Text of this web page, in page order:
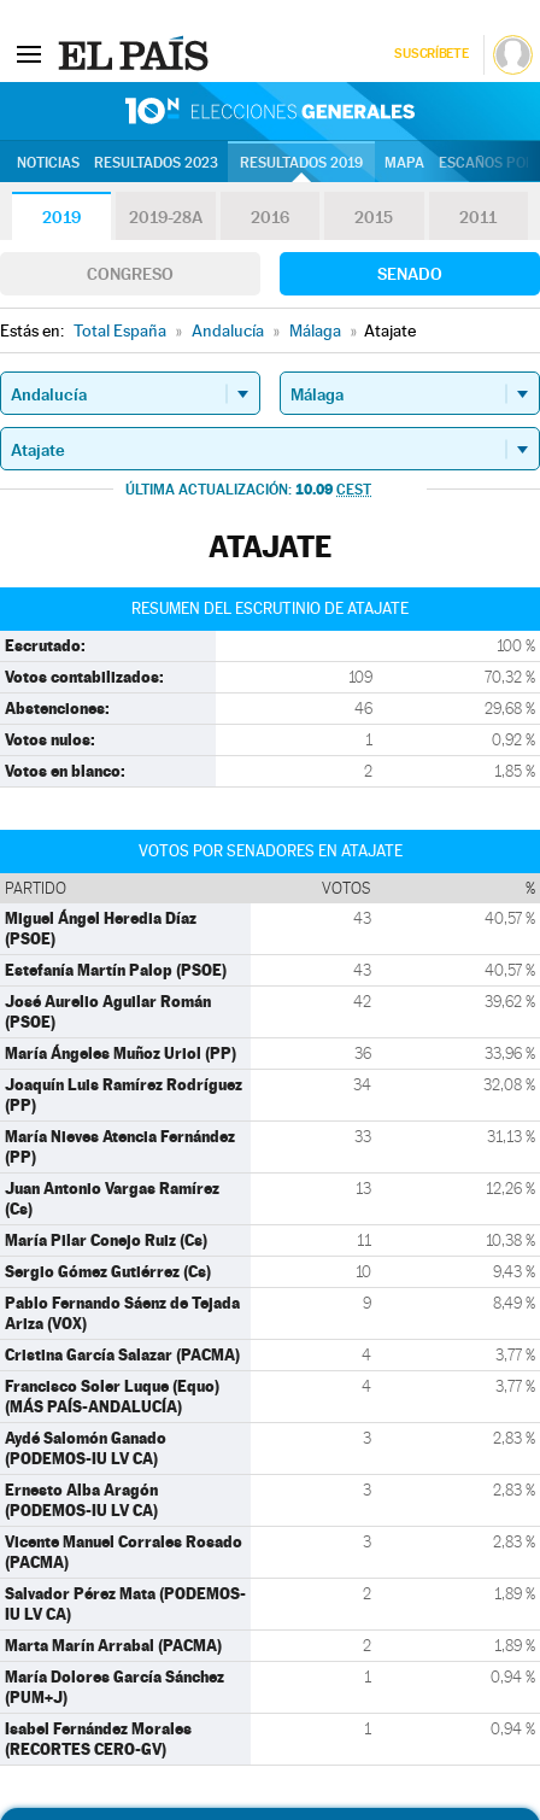
SUSCRÍBETE
NOTICIAS RESULTADOS 2023 RESULTADOS 2019 MAPA ESCAÑOS
2019 2019-28A 2016 2015 2011
CONGRESO SENADO
Estás en: Total España » Andalucía » Málaga » Atajate
ÚLTIMA ACTUALIZACIÓN: 10.09 CEST
ATAJATE
RESUMEN DEL ESCRUTINIO DE ATAJATE
Escrutado: 100 %
Votos contabilizados: 109 70,32 %
Abstenciones: 46 29,68 %
Votos nulos: 1 0,92 %
Votos en blanco: 2 1,85 %
VOTOS POR SENADORES EN ATAJATE
PARTIDO VOTOS %
Miguel Ángel Heredia Díaz
(PSOE)
43 40,57 %
Estefanía Martín Palop (PSOE) 43 40,57 %
José Aurelio Aguilar Román
(PSOE)
42 39,62 %
María Ángeles Muñoz Uriol (PP) 36 33,96 %
Joaquín Luis Ramírez Rodríguez
(PP)
34 32,08 %
María Nieves Atencia Fernández
(PP)
33 31,13 %
Juan Antonio Vargas Ramírez
(Cs)
13 12,26 %
María Pilar Conejo Ruiz (Cs) 11 10,38 %
Sergio Gómez Gutiérrez (Cs) 10 9,43 %
Pablo Fernando Sáenz de Tejada
Ariza (VOX)
9 8,49 %
Cristina García Salazar (PACMA) 4 3,77 %
Francisco Soler Luque (Equo)
(MÁS PAÍS-ANDALUCÍA)
4 3,77 %
Aydé Salomón Ganado
(PODEMOS-IU LV CA)
3 2,83 %
Ernesto Alba Aragón
(PODEMOS-IU LV CA)
3 2,83 %
Vicente Manuel Corrales Rosado
(PACMA)
3 2,83 %
Salvador Pérez Mata (PODEMOS-
IU LV CA)
2 1,89 %
Marta Marín Arrabal (PACMA) 2 1,89 %
María Dolores García Sánchez
(PUM+J)
1 0,94 %
Isabel Fernández Morales
(RECORTES CERO-GV)
1 0,94 %